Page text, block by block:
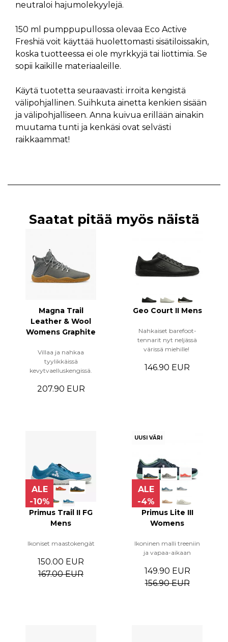
neutraloi hajumolekyylejä.
150 ml pumppupullossa olevaa Eco Active
Freshiä voit käyttää huolettomasti sisätiloissakin,
koska tuotteessa ei ole myrkkyjä tai liottimia. Se
sopii kaikille materiaaleille.
Käytä tuotetta seuraavasti: irroita kengistä
välipohjallinen. Suihkuta ainetta kenkien sisään
ja välipohjalliseen. Anna kuivua erillään ainakin
muutama tunti ja kenkäsi ovat selvästi
raikkaammat!
Saatat pitää myös näistä
Magna Trail
Leather & Wool
Womens Graphite
Villaa ja nahkaa
tyylikkäissä
kevytvaelluskengissä.
207.90 EUR
Geo Court II Mens
Nahkaiset barefoot-
tennarit nyt neljässä
värissä miehille!
146.90 EUR
ALE
-10%
Primus Trail II FG
Mens
Ikoniset maastokengät
150.00 EUR
167.00 EUR
UUSI VÄRI
ALE
-4%
Primus Lite III
Womens
Ikoninen malli treeniin
ja vapaa-aikaan
149.90 EUR
156.90 EUR